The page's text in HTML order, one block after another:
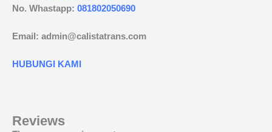
No. Whastapp: 081802050690
Email: admin@calistatrans.com
HUBUNGI KAMI
Reviews